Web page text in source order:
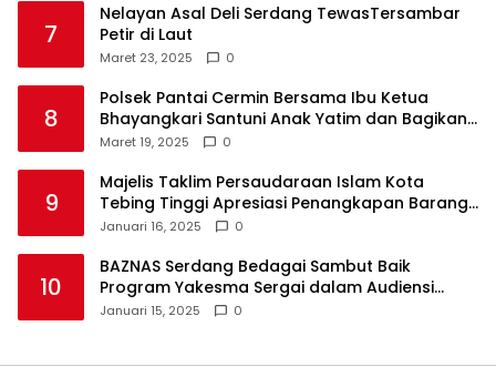
7
Nelayan Asal Deli Serdang TewasTersambar
Petir di Laut
Maret 23, 2025 0
8
Polsek Pantai Cermin Bersama Ibu Ketua
Bhayangkari Santuni Anak Yatim dan Bagikan
Takjil
Maret 19, 2025 0
9
Majelis Taklim Persaudaraan Islam Kota
Tebing Tinggi Apresiasi Penangkapan Barang
Haram
Januari 16, 2025 0
10
BAZNAS Serdang Bedagai Sambut Baik
Program Yakesma Sergai dalam Audiensi
Perkenalan Pengurus Baru
Januari 15, 2025 0